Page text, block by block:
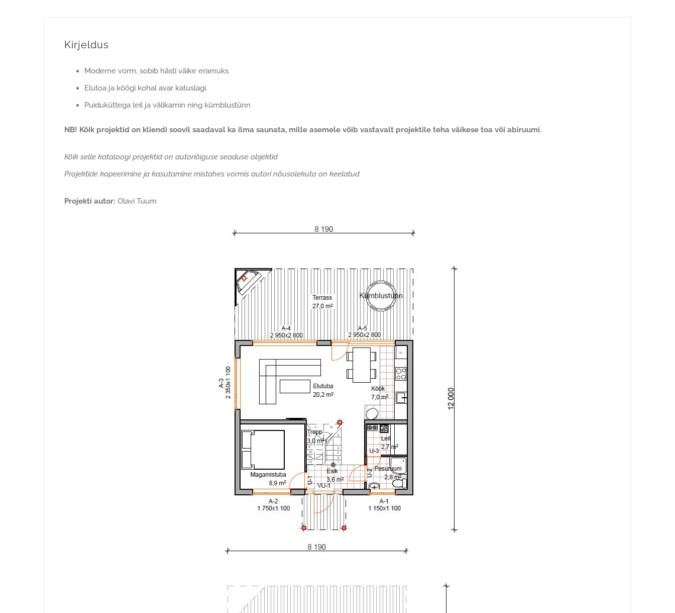
Kirjeldus
Moderne vorm, sobib hästi väike eramuks
Elutoa ja köögi kohal avar katuslagi.
Puiduküttega leil ja välikamin ning kümblustünn
NB! Kõik projektid on kliendi soovil saadaval ka ilma saunata, mille asemele võib vastavalt projektile teha väikese toa või abiruumi.
Kõik selle kataloogi projektid on autoriõiguse seaduse objektid
Projektide kopeerimine ja kasutamine mistahes vormis autori nõusolekuta on keelatud
Projekti autor: Olavi Tuum